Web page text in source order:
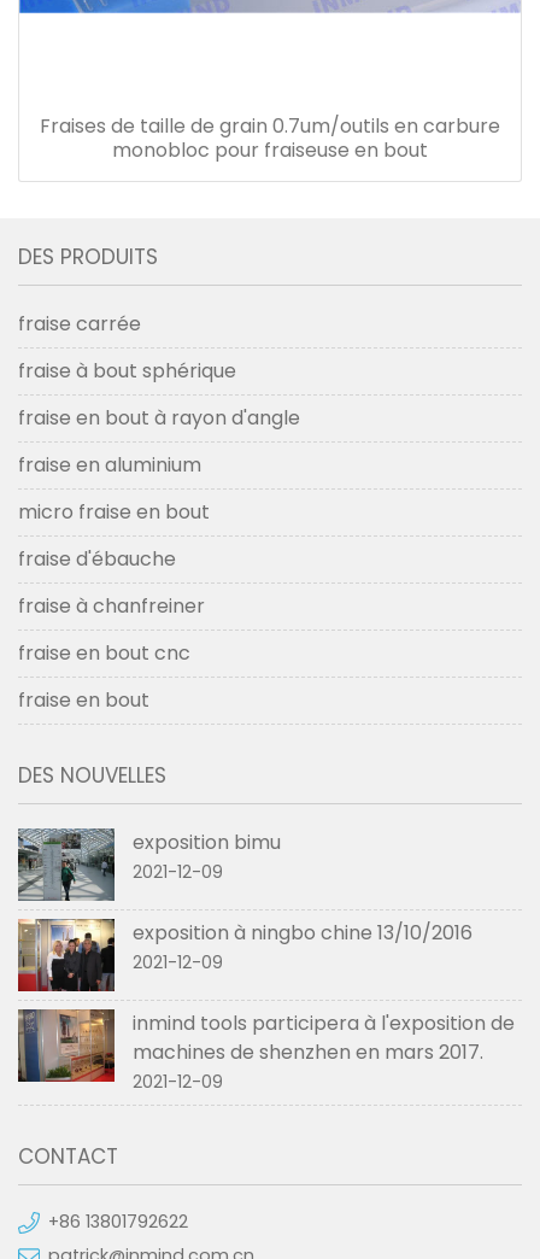
Fraises de taille de grain 0.7um/outils en carbure
monobloc pour fraiseuse en bout
DES PRODUITS
fraise carrée
fraise à bout sphérique
fraise en bout à rayon d'angle
fraise en aluminium
micro fraise en bout
fraise d'ébauche
fraise à chanfreiner
fraise en bout cnc
fraise en bout
DES NOUVELLES
exposition bimu
2021-12-09
exposition à ningbo chine 13/10/2016
2021-12-09
inmind tools participera à l'exposition de
machines de shenzhen en mars 2017.
2021-12-09
CONTACT
+86 13801792622